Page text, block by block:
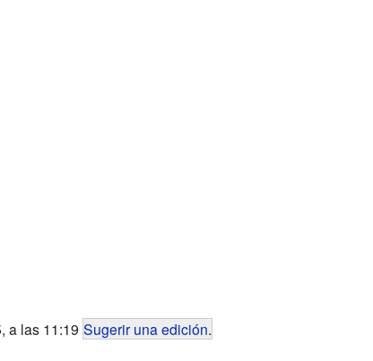
a las 11:19 Sugerir una edición.